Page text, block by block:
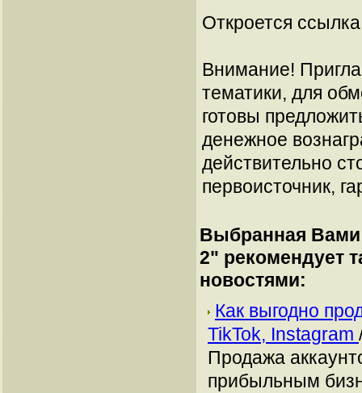
Откроется
Внимание!
тематики, для
готовы
денежное
действительно
первоисточник,
Выбранная Вами
2" рекомендует
новостями:
Как выгодно
TikTok, Instagram
Продажа
прибыльным